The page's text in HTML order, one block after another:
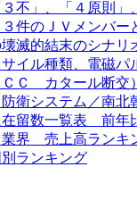
不」、「４原則」
件のＪＶメンバー
滅的結末のシナリ
イル種類、電磁パ
Ｃ カタール断交
衛システム／南北
在留数一覧表 前
業界 売上高ラン
ランキング